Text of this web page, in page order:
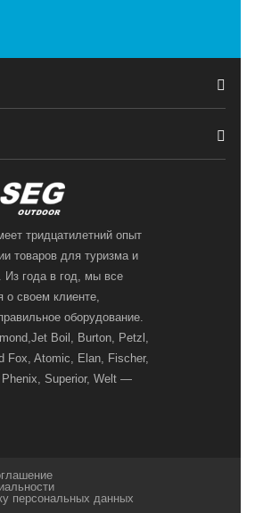
тридцатилетний опыт
товаров для туризма и
Из года в год, мы все
о своем клиенте,
оборудование.
Boil, Burton, Petzl,
Fox, Atomic, Elan, Fischer,
Superior, Welt —
персональных данных